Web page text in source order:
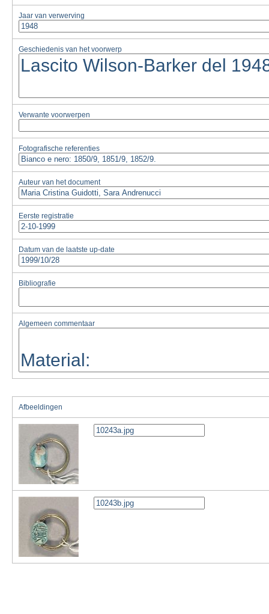
Jaar van verwerving
Geschiedenis van het voorwerp
Verwante voorwerpen
Fotografische referenties
Auteur van het document
Eerste registratie
Datum van de laatste up-date
Bibliografie
Algemeen commentaar
Afbeeldingen